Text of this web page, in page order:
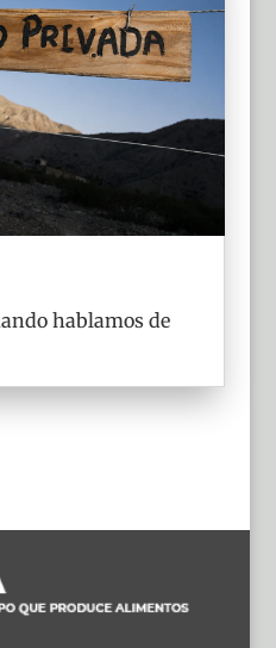
hablamos de